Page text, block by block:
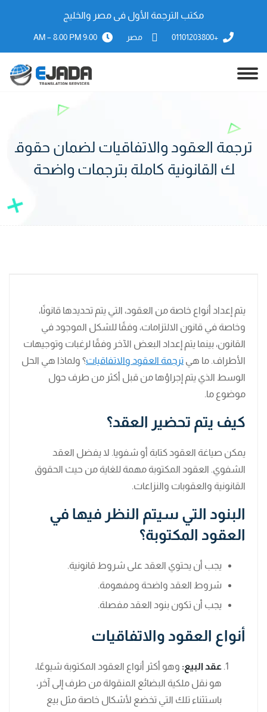
مكتب الترجمة الأول فى مصر والخليج
+01101203800 مصر 9:00 AM – 8:00 PM
ترجمة العقود والاتفاقيات لضمان حقوق
ك القانونية كاملة بترجمات واضحة
يتم إعداد أنواع خاصة من العقود، التي يتم تحديدها قانونًا،
وخاصة في قانون الالتزامات، وفقًا للشكل الموجود في
القانون، بينما يتم إعداد البعض الآخر وفقًا لرغبات وتوجيهات
الأطراف. ما هي ترجمة العقود والاتفاقيات؟ ولماذا هي الحل
الوسط الذي يتم إجراؤها من قبل أكثر من طرف حول
موضوع ما.
كيف يتم تحضير العقد؟
يمكن صياغة العقود كتابة أو شفويا. لا يفضل العقد
الشفوي. العقود المكتوبة مهمة للغاية من حيث الحقوق
القانونية والعقوبات والنزاعات.
البنود التي سيتم النظر فيها في
العقود المكتوبة؟
يجب أن يحتوي العقد على شروط قانونية.
شروط العقد واضحة ومفهومة.
يجب أن تكون بنود العقد مفصلة.
أنواع العقود والاتفاقيات
عقد البيع: وهو أكثر أنواع العقود المكتوبة شيوعًا،
هو نقل ملكية البضائع المنقولة من طرف إلى آخر،
باستثناء تلك التي تخضع لأشكال خاصة مثل بيع